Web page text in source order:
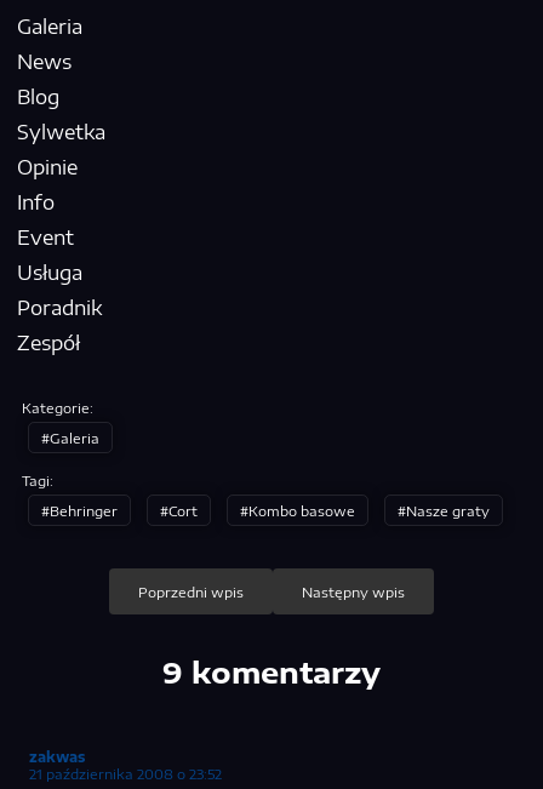
Galeria
News
Blog
Sylwetka
Opinie
Info
Event
Usługa
Poradnik
Zespół
Kategorie:
Galeria
Tagi:
Behringer
Cort Kombo basowe Nasze graty
Poprzedni wpis Następny wpis
9 komentarzy
zakwas
21 października 2008 o 23:52